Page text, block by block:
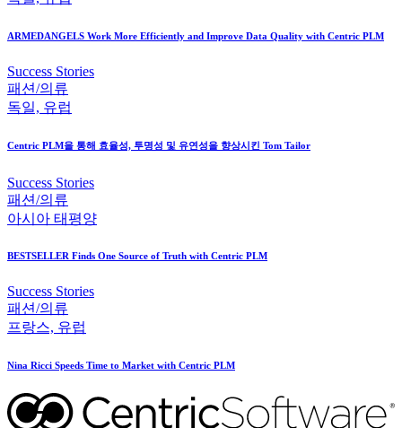
ARMEDANGELS Work More Efficiently and Improve Data Quality with Centric PLM
Success Stories
패션/의류
독일, 유럽
Centric PLM을 통해 효율성, 투명성 및 유연성을 향상시킨 Tom Tailor
Success Stories
패션/의류
아시아 태평양
BESTSELLER Finds One Source of Truth with Centric PLM
Success Stories
패션/의류
프랑스, 유럽
Nina Ricci Speeds Time to Market with Centric PLM